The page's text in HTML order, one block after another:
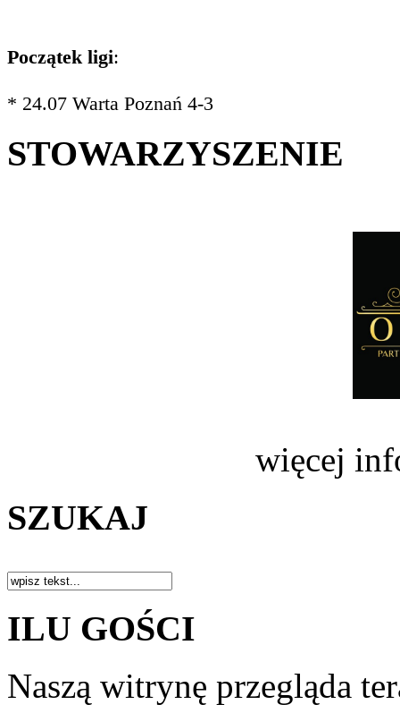
Początek ligi:
* 24.07 Warta Poznań 4-3
STOWARZYSZENIE
więcej
SZUKAJ
ILU GOŚCI
Naszą witrynę przegląda